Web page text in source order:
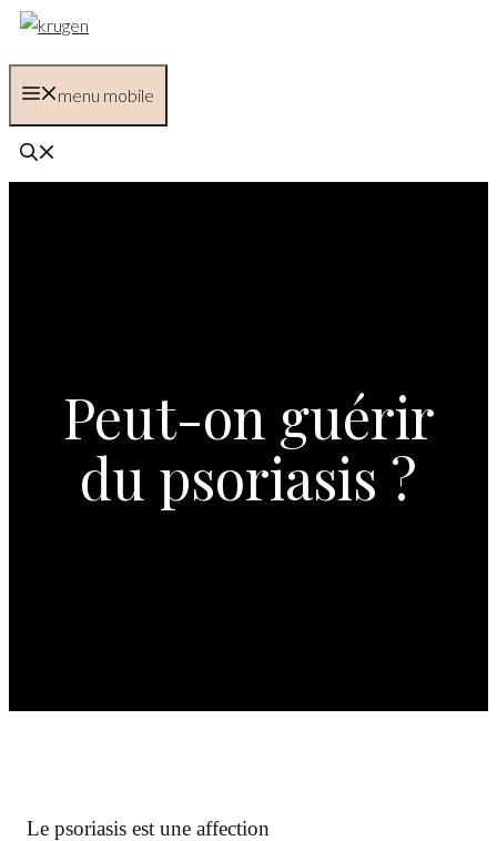
Aller
contenumenu mobile
Peut-on guérir
du psoriasis ?
Le psoriasis est une affection